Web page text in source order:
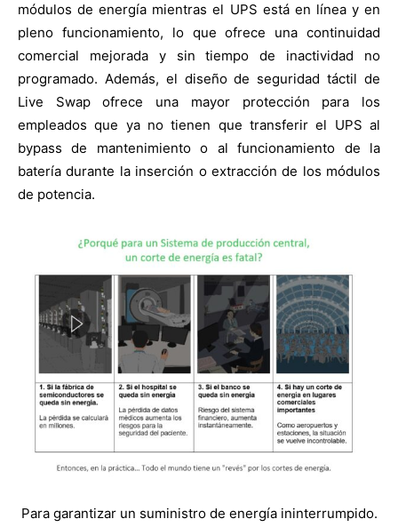
módulos de energía mientras el UPS está en línea y en
pleno funcionamiento, lo que ofrece una continuidad
comercial mejorada y sin tiempo de inactividad no
programado. Además, el diseño de seguridad táctil de
Live Swap ofrece una mayor protección para los
empleados que ya no tienen que transferir el UPS al
bypass de mantenimiento o al funcionamiento de la
batería durante la inserción o extracción de los módulos
de potencia.
Para garantizar un suministro de energía ininterrumpido.